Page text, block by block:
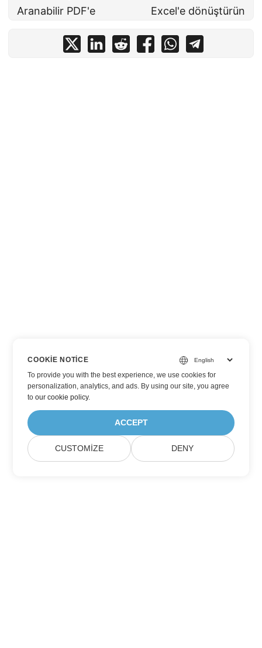
Aranabilir PDF'e
Excel'e dönüştürün
COOKIE NOTICE
To provide you with the best experience, we use cookies for
personalization, analytics, and ads. By using our site, you agree
toour cookie policy.
ACCEPT
CUSTOMIZE DENY